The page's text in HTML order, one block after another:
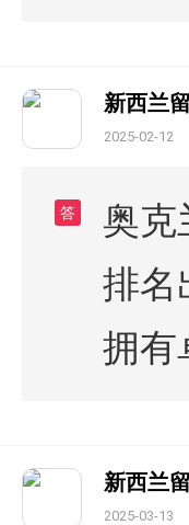
新西兰
2025-02-12
答
奥克
排名
拥有
新西兰
2025-03-13